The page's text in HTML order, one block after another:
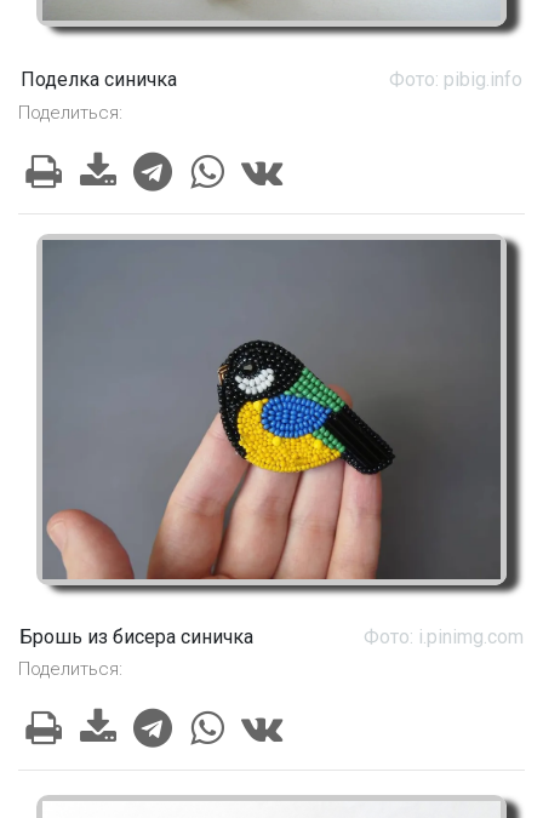
Поделка синичка Фото: pibig.info
Поделиться:
Брошь из бисера синичка Фото: i.pinimg.com
Поделиться: